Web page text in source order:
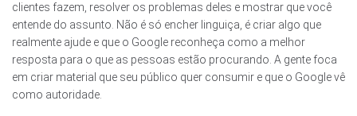
clientes fazem, resolver os problemas deles e mostrar que você
entende do assunto. Não é só encher linguiça, é criar algo que
realmente ajude e que o Google reconheça como a melhor
resposta para o que as pessoas estão procurando. A gente foca
em criar material que seu público quer consumir e que o Google vê
como autoridade.